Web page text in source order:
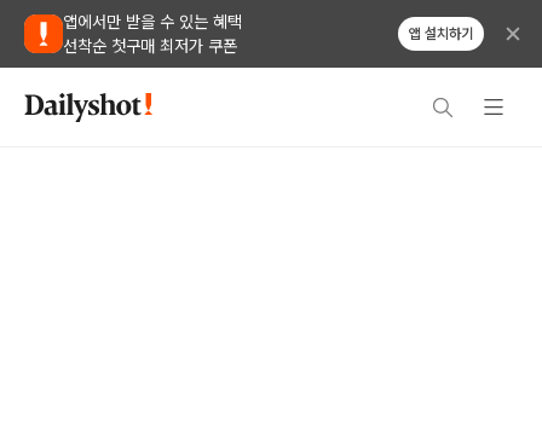
앱에서만 받을 수 있는 혜택
선착순 첫구매 최저가 쿠폰
앱 설치하기